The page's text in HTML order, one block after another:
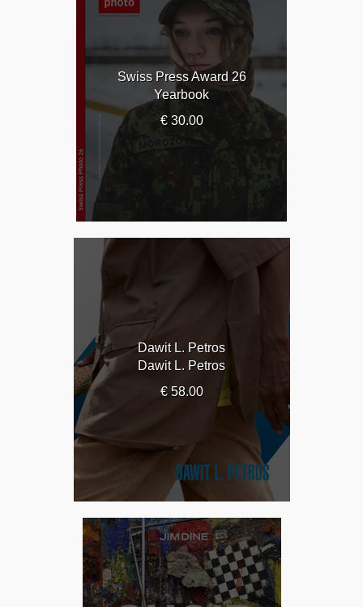
Swiss Press Award 26
Yearbook
€ 30.00
Dawit L. Petros
Dawit L. Petros
€ 58.00